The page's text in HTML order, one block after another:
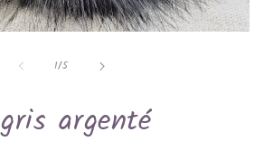
1/de
5
argenté